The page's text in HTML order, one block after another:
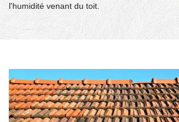
l'humidité venant du toit.